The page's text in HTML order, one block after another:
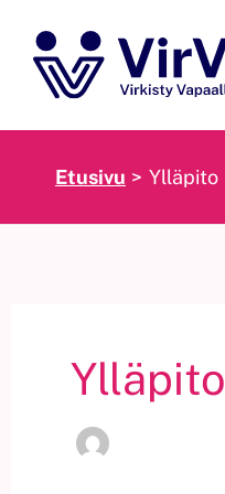
sisältöön
Etusivu Ylläpito
Ylläpito